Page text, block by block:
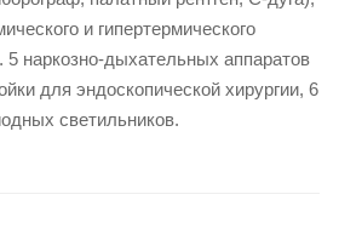
и гипертермического
5 наркозно-дыхательных аппаратов
для эндоскопической хирургии, 6
светильников.